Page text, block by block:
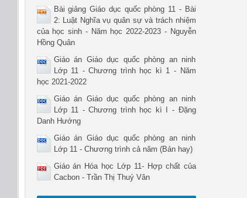
Bài giảng Giáo dục quốc phòng 11 - Bài
2: Luật Nghĩa vụ quân sự và trách nhiệm
của học sinh - Năm học 2022-2023 - Nguyễn
Hồng Quân
Giáo án Giáo dục quốc phòng an ninh
Lớp 11 - Chương trình học kì 1 - Năm
học 2021-2022
Giáo án Giáo dục quốc phòng an ninh
Lớp 11 - Chương trình học kì I - Đặng
Danh Hướng
Giáo án Giáo dục quốc phòng an ninh
Lớp 11 - Chương trình cả năm (Bản hay)
Giáo án Hóa học Lớp 11- Hợp chất của
Cacbon - Trần Thị Thuý Vân